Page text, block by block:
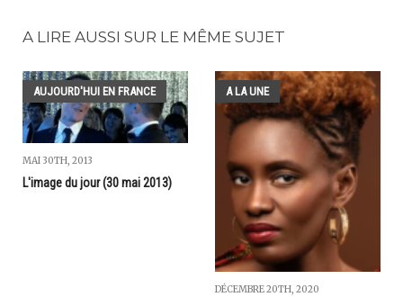
A LIRE AUSSI SUR LE MÊME SUJET
AUJOURD'HUI EN FRANCE
MAI 30TH, 2013
L'image du jour (30 mai 2013)
A LA UNE
DÉCEMBRE 20TH, 2020